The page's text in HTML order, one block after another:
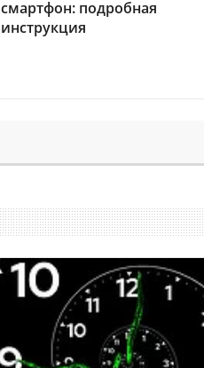
смартфон: подробная
инструкция